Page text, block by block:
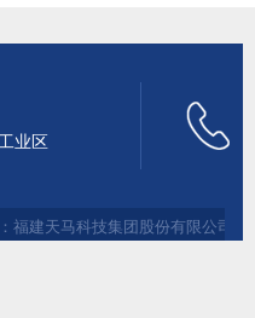
业区
福建天马科技集团股份有限公司